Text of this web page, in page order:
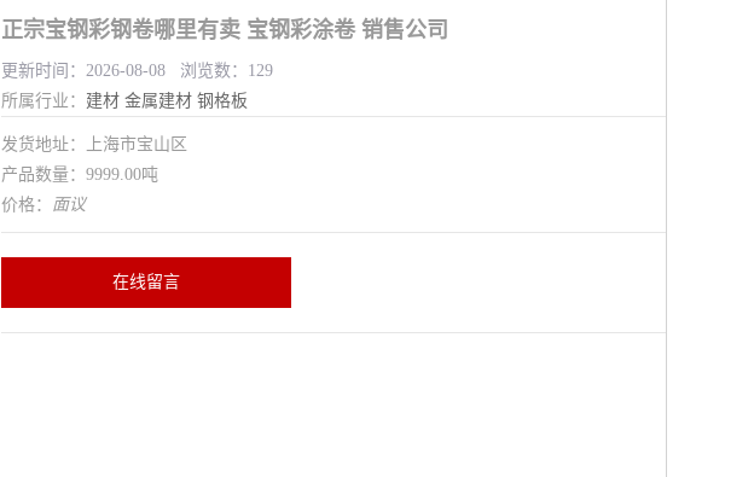
正宗宝钢彩钢卷哪里有卖 宝钢彩涂卷 销售公司
更新时间：2026-08-08 浏览数：129
所属行业： 建材 金属建材 钢格板
发货地址：上海市宝山区
产品数量：9999.00吨
价格： 面议
在线留言